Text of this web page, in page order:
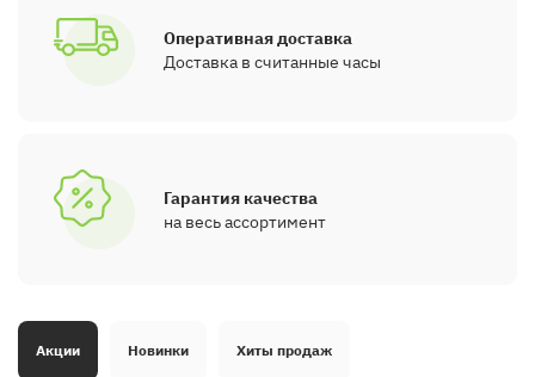
Оперативная доставка
Доставка в считанные часы
Гарантия качества
на весь ассортимент
Акции Новинки Хиты продаж